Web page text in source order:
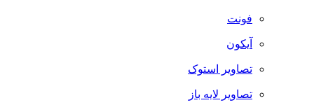
فونت
آیکون
تصاویر استوک
تصاویر لایه باز